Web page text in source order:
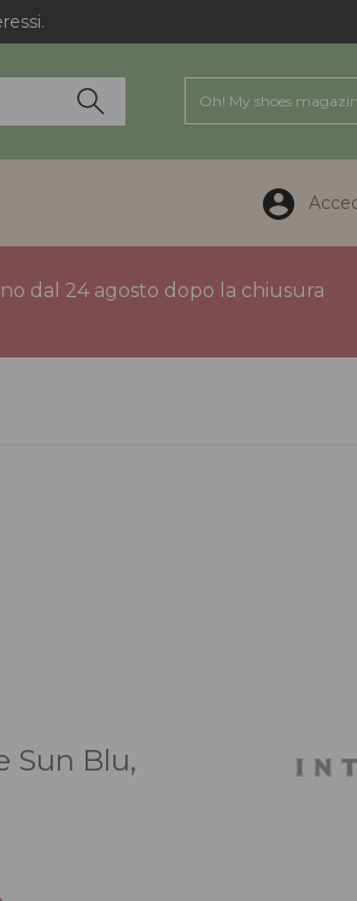
Oh! My shoes
dal 24 agosto dopo la chiusura
Sun Blu,